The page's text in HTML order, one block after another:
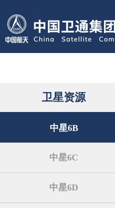
卫星资源
中星6B
中星6C
中星6D